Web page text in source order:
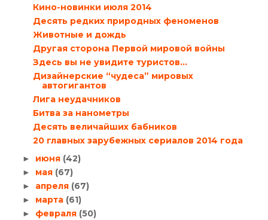
Кино-новинки июля 2014
Десять редких природных феноменов
Животные и дождь
Другая сторона Первой мировой войны
Здесь вы не увидите туристов…
Дизайнерские “чудеса” мировых
автогигантов
Лига неудачников
Битва за нанометры
Десять величайших бабников
20 главных зарубежных сериалов 2014 года
► июня (42)
► мая (67)
► апреля (67)
► марта (61)
► февраля (50)